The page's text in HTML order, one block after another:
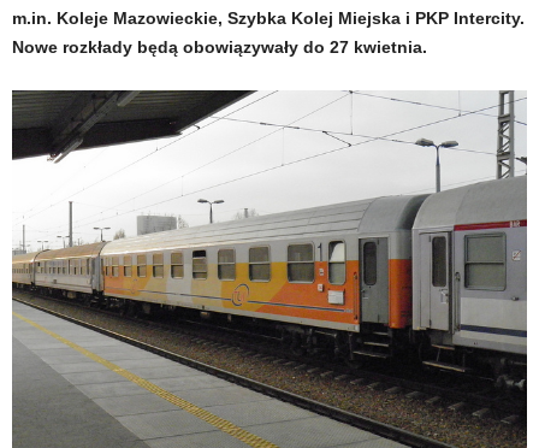
m.in. Koleje Mazowieckie, Szybka Kolej Miejska i PKP Intercity.
Nowe rozkłady będą obowiązywały do 27 kwietnia.